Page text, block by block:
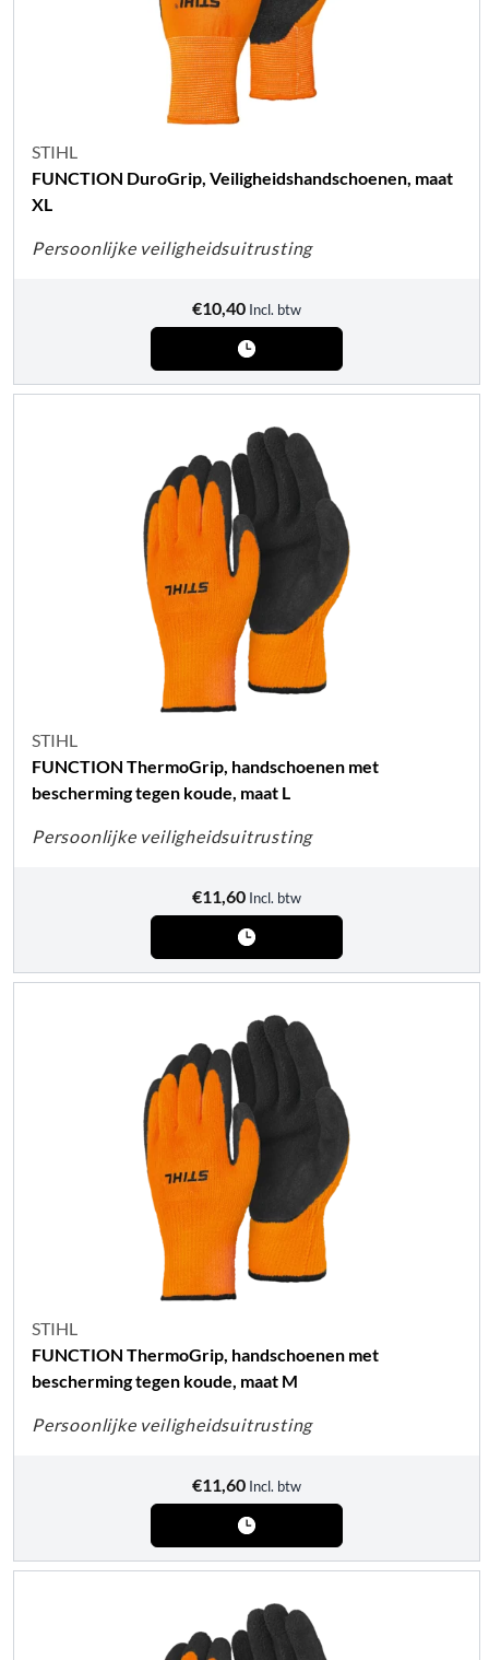
STIHL
FUNCTION DuroGrip, Veiligheidshandschoenen, maat
XL
Persoonlijke veiligheidsuitrusting
€10,40 Incl. btw
STIHL
FUNCTION ThermoGrip, handschoenen met
bescherming tegen koude, maat L
Persoonlijke veiligheidsuitrusting
€11,60 Incl. btw
STIHL
FUNCTION ThermoGrip, handschoenen met
bescherming tegen koude, maat M
Persoonlijke veiligheidsuitrusting
€11,60 Incl. btw